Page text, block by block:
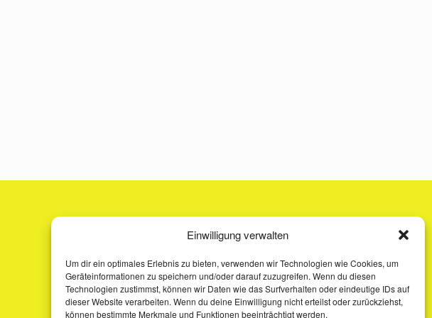
Einwilligung verwalten
Um dir ein optimales Erlebnis zu bieten, verwenden wir Technologien wie Cookies, um
Geräteinformationen zu speichern und/oder darauf zuzugreifen. Wenn du diesen
Technologien zustimmst, können wir Daten wie das Surfverhalten oder eindeutige IDs auf
dieser Website verarbeiten. Wenn du deine Einwilligung nicht erteilst oder zurückziehst,
können bestimmte Merkmale und Funktionen beeinträchtigt werden.